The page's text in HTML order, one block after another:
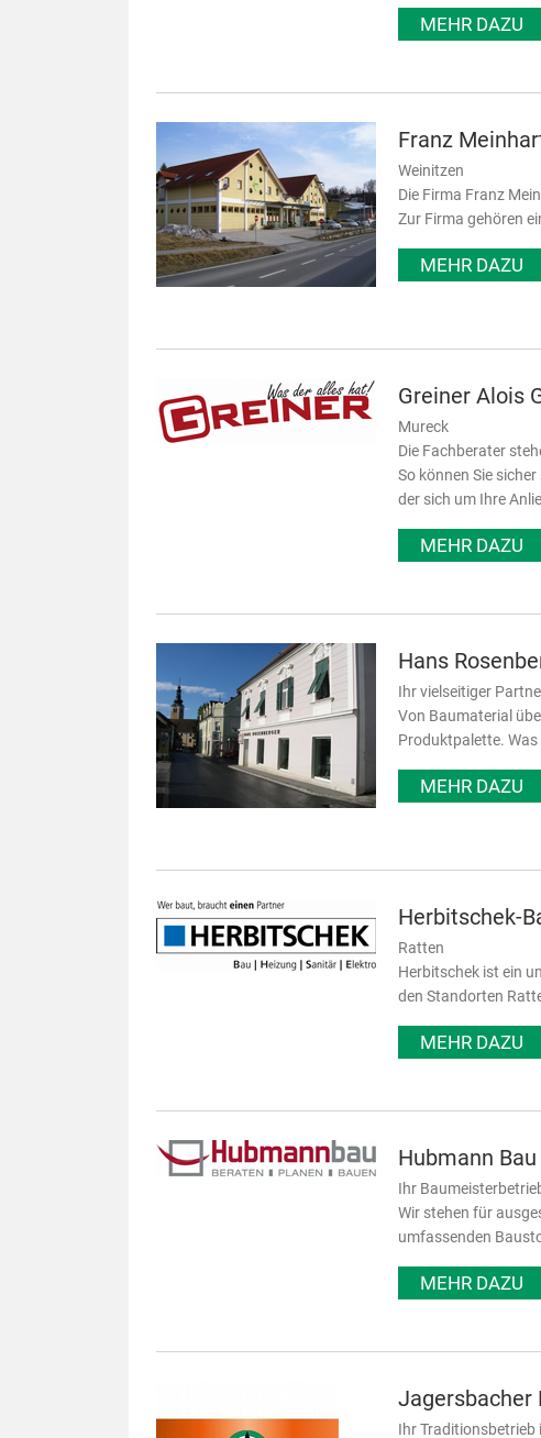
MEHR DAZU
Franz
Weinitzen
Die Firma Franz
Zur Firma gehören
MEHR DAZU
Greiner Alois
Mureck
Die Fachberater
So können Sie
der sich um Ihre
MEHR DAZU
Hans
Ihr vielseitiger
Von Baumaterial
Produktpalette.
MEHR DAZU
Herbitschek-
Ratten
Herbitschek ist ein
den Standorten
MEHR DAZU
Hubmann
Ihr
Wir stehen für
umfassenden
MEHR DAZU
Jagersbacher
Ihr Traditionsbetrieb